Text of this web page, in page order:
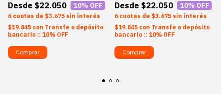
$22.050 10% OFF
6 $3.675 sin interés
$19.845 con Transfe o depósito
bancario :: 10% OFF
Comprar
$22.050 10% OFF
6 $3.675 sin interés
$19.845 con Transfe o depósito
bancario :: 10% OFF
Comprar